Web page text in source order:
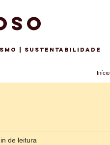
| sustentabilidade
Início
de leitura